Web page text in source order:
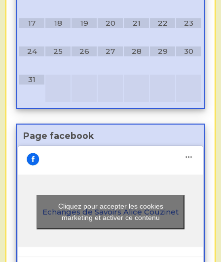
17 18 19 20 21 22 23
24 25 26 27 28 29 30
31
Page facebook
Echanges de Savoirs Alice Couzinet
Cliquez pour accepter les cookies
marketing et activer ce contenu